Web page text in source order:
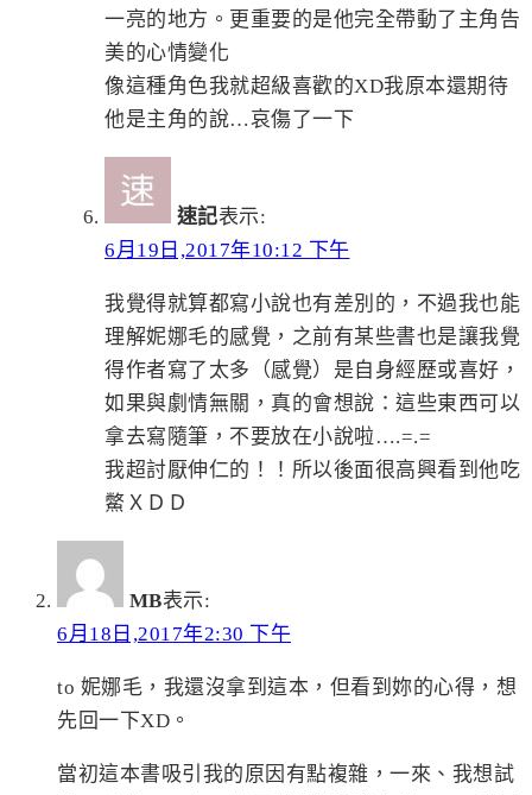
一亮的地方。更重要的是他完全帶動了主角告
美的心情變化
像這種角色我就超級喜歡的XD我原本還期待
他是主角的說…哀傷了一下
速記表示:
6月19日,2017年10:12 下午
我覺得就算都寫小說也有差別的，不過我也能
理解妮娜毛的感覺，之前有某些書也是讓我覺
得作者寫了太多（感覺）是自身經歷或喜好，
如果與劇情無關，真的會想說：這些東西可以
拿去寫隨筆，不要放在小說啦….=.=
我超討厭伸仁的！！所以後面很高興看到他吃
鱉ＸＤＤ
MB表示:
6月18日,2017年2:30 下午
to 妮娜毛，我還沒拿到這本，但看到妳的心得，想
先回一下XD。
當初這本書吸引我的原因有點複雜，一來、我想試